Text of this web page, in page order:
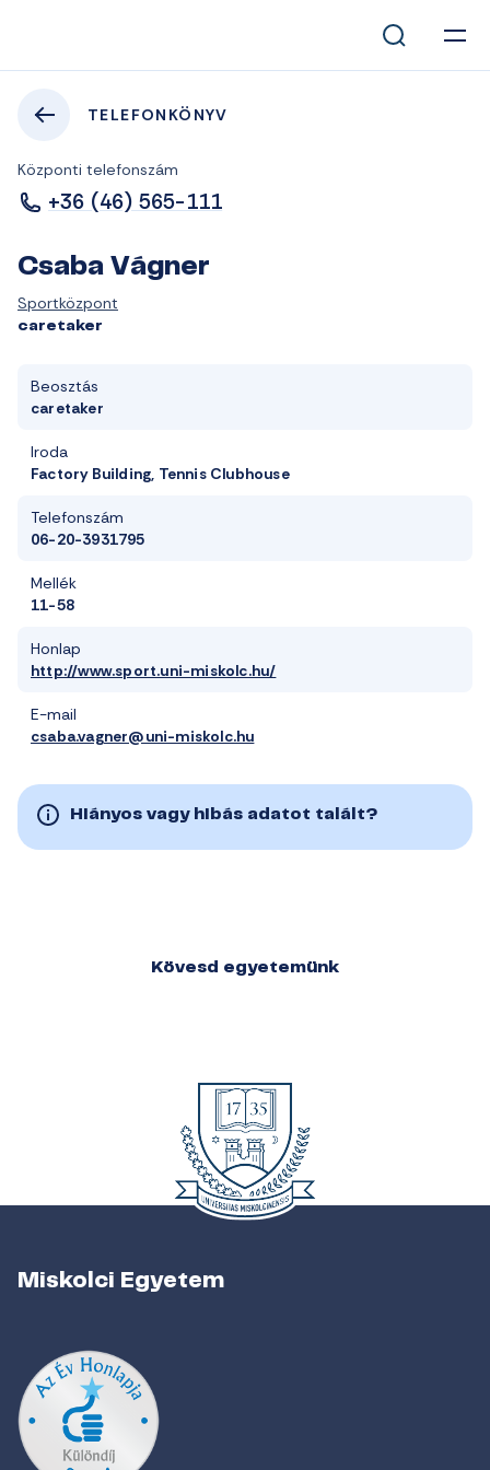
TELEFONKÖNYV
Központi telefonszám
+36 (46) 565-111
Csaba Vágner
Sportközpont
caretaker
Beosztás
caretaker
Iroda
Factory Building, Tennis Clubhouse
Telefonszám
06-20-3931795
Mellék
11-58
Honlap
http://www.sport.uni-miskolc.hu/
E-mail
csaba.vagner@uni-miskolc.hu
Hiányos vagy hibás adatot talált?
Kövesd egyetemünk
Miskolci Egyetem